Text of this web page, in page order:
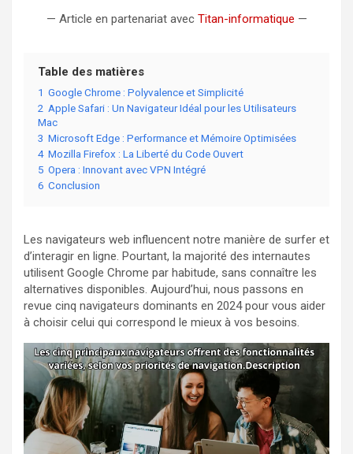
— Article en partenariat avec Titan-informatique —
Table des matières
1 Google Chrome : Polyvalence et Simplicité
2 Apple Safari : Un Navigateur Idéal pour les Utilisateurs
Mac
3 Microsoft Edge : Performance et Mémoire Optimisées
4 Mozilla Firefox : La Liberté du Code Ouvert
5 Opera : Innovant avec VPN Intégré
6 Conclusion
Les navigateurs web influencent notre manière de surfer et
d’interagir en ligne. Pourtant, la majorité des internautes
utilisent Google Chrome par habitude, sans connaître les
alternatives disponibles. Aujourd’hui, nous passons en
revue cinq navigateurs dominants en 2024 pour vous aider
à choisir celui qui correspond le mieux à vos besoins.